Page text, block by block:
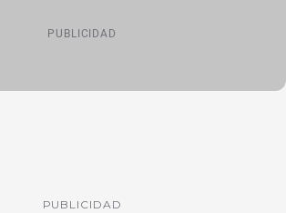
PUBLICIDAD
PUBLICIDAD